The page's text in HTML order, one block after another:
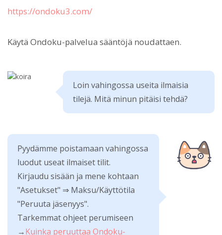
https://ondoku3.com/
Käytä Ondoku-palvelua sääntöjä noudattaen.
Loin vahingossa useita ilmaisia
tilejä. Mitä minun pitäisi tehdä?
Pyydämme poistamaan vahingossa
luodut useat ilmaiset tilit.
Kirjaudu sisään ja mene kohtaan
"Asetukset" ⇒ Maksu/Käyttötila
"Peruuta jäsenyys".
Tarkemmat ohjeet perumiseen
→Kuinka peruuttaa Ondoku-